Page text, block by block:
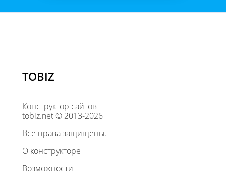
TOBIZ
Конструктор сайтов
tobiz.net © 2013-2026
Все права защищены.
О конструкторе
Возможности